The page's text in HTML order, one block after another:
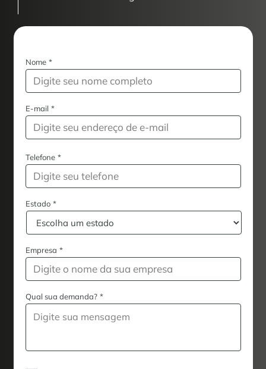
Nome *
E-mail *
Telefone *
Estado *
Empresa *
Qual sua demanda? *